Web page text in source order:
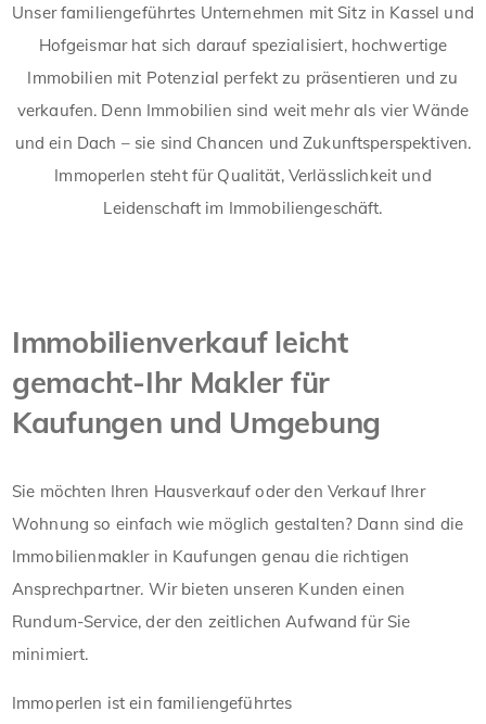
Unser familiengeführtes Unternehmen mit Sitz in Kassel und
Hofgeismar hat sich darauf spezialisiert, hochwertige
Immobilien mit Potenzial perfekt zu präsentieren und zu
verkaufen. Denn Immobilien sind weit mehr als vier Wände
und ein Dach – sie sind Chancen und Zukunftsperspektiven.
Immoperlen steht für Qualität, Verlässlichkeit und
Leidenschaft im Immobiliengeschäft.
Immobilienverkauf leicht
gemacht-Ihr Makler für
Kaufungen und Umgebung
Sie möchten Ihren Hausverkauf oder den Verkauf Ihrer
Wohnung so einfach wie möglich gestalten? Dann sind die
Immobilienmakler in Kaufungen genau die richtigen
Ansprechpartner. Wir bieten unseren Kunden einen
Rundum-Service, der den zeitlichen Aufwand für Sie
minimiert.
Immoperlen ist ein familiengeführtes